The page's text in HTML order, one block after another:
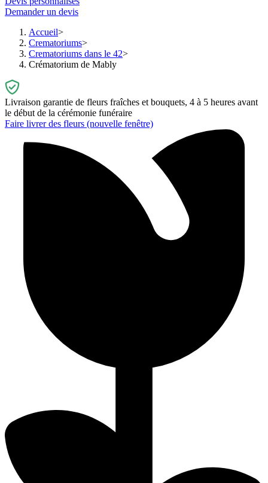
Demander un devis
Accueil
Crematoriums
Crematoriums dans le 42
Crématorium de Mably
Livraison garantie de fleurs fraîches et bouquets, 4 à 5 heures avant
le début de la cérémonie funéraire
Faire livrer des fleurs (nouvelle fenêtre)